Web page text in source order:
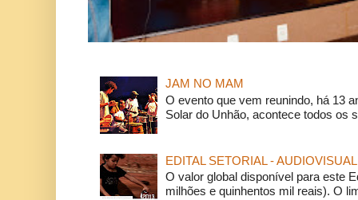
JAM NO MAM
O evento que vem reunindo, há 13
Solar do Unhão, acontece todos os
EDITAL SETORIAL - AUDIOVISUAL
O valor global disponível para este
milhões e quinhentos mil reais). O